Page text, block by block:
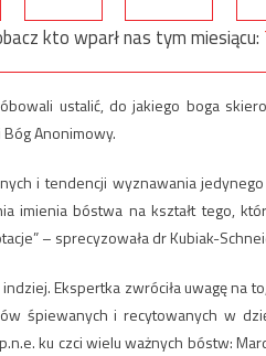
kto wparł nas tym miesiącu:
ustalić, do jakiego boga
Anonimowy.
i tendencji wyznawania
imienia bóstwa na kształt tego,
– sprecyzowała dr Kubiak-
Ekspertka zwróciła uwagę
śpiewanych i recytowanych w
ku czci wielu ważnych bóstw: